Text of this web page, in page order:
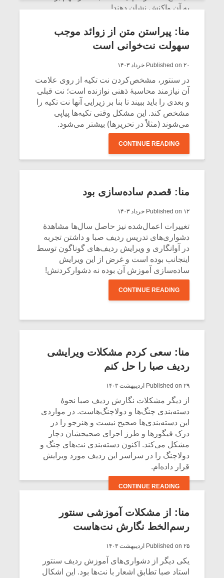
به آن واکنش نشان دهند!
CONTINUE READING
منا: پیراستن متن از زوائد موجب
سهولت نت‌خوانی است
Published on ۲۰ خرداد ۱۴۰۳
در سنتور، مشخص‌کردن نت تکیه از روی علامت
آن نیازمند محاسبۀ ذهنی نوازنده است؛ نت قبلی
و بعدی را باید ببیند تا بنا بر زیرایی آنها نت تکیه را
مشخص کند. این مشکل وقتی تکیه‌ها پیاپی
می‌شوند (مثلاً در تحریرها) بیشتر می‌شود.
CONTINUE READING
منا: قصدم ساده‌سازی بود
Published on ۱۲ خرداد ۱۴۰۳
تغییرات اعمال‌شده نیز حاصل سال‌ها مشاهدۀ
دشواری‌های تدریس ردیف صبا و داشتن تجربه
در آوانگاری و ویرایش ردیف‌های گوناگون توسط
اینجانب بوده است و غرض از این ویرایش
ساده‌سازی آموزش آن بوده نه دشوارکردنش!
CONTINUE READING
منا: سعی کردم مشکلات ویرایشی
ردیف صبا را حل کنم
Published on ۲۹ اردیبهشت ۱۴۰۳
از دیگر مشکلات نگارش ردیف صبا نحوۀ
دسته‌بندی چنگ‌ها و دولاچنگ‌هاست. در مواردی
این دسته‌بندی‌ها صحیح نیست و هنرجو را در
درک فیگورها و طرز اجرای صحیحشان دچار
مشکل می‌کند. اکنون دسته‌بندی نت‌های چنگ و
دولاچنگ را در سراسر این ردیف مورد ویرایش
قرار داده‌ام.
CONTINUE READING
منا: از مشکلات آموزشی سنتور
رسم‌الخط نگارش نت‌هاست
Published on ۲۵ اردیبهشت ۱۴۰۳
یکی دیگر از دشواری‌های آموزش ردیف سنتور
استاد صبا تطابق اشعار با نت‌ها بود. این اشکال